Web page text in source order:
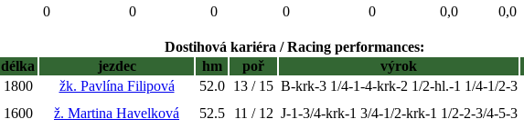
0 0 0 0 0 0,0 0,0
Dostihová kariéra / Racing performances:
délka jezdec hm poř výrok
1800 žk. Pavlína Filipová 52.0 13 / 15 B-krk-3 1/4-1-4-krk-2 1/2-hl.-1 1/4-1/2-3
1600 ž. Martina Havelková 52.5 11 / 12 J-1-3/4-krk-1 3/4-1/2-krk-1 1/2-2-3/4-5-3